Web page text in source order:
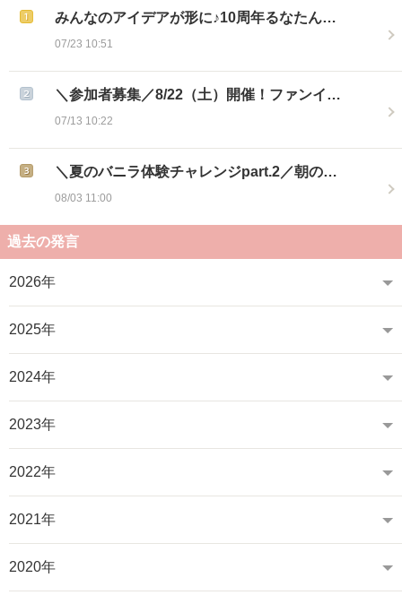
みんなのアイデアが形に♪10周年るなたん…
07/23 10:51
＼参加者募集／8/22（土）開催！ファンイ…
07/13 10:22
＼夏のバニラ体験チャレンジpart.2／朝の…
08/03 11:00
過去の発言
2026年
2025年
2024年
2023年
2022年
2021年
2020年